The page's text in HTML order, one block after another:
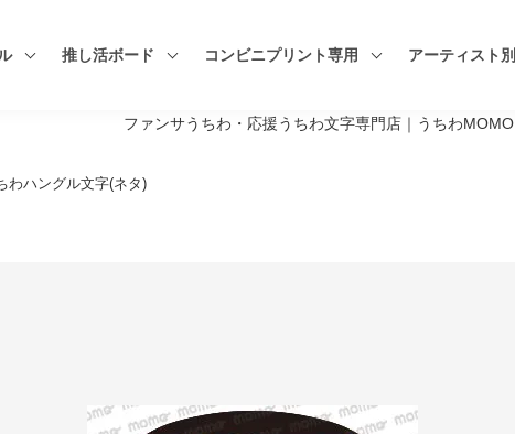
ファンサうちわ・応援うちわ文字専門店｜うちわMOMO
推し活ボード コンビニプリント専用 アーティスト別
わハングル文字(ネタ)